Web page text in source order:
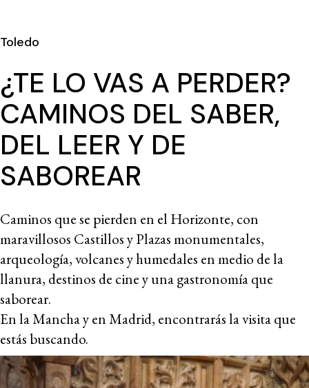
Toledo
¿TE LO VAS A PERDER?
CAMINOS DEL SABER,
DEL LEER Y DE
SABOREAR
Caminos que se pierden en el Horizonte, con
maravillosos Castillos y Plazas monumentales,
arqueología, volcanes y humedales en medio de la
llanura, destinos de cine y una gastronomía que
saborear.
En la Mancha y en Madrid, encontrarás la visita que
estás buscando.